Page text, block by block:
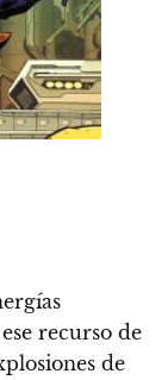
recurso de
de